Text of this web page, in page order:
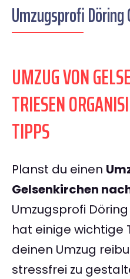
Umzugsprofi Döring
UMZUG VON
TRIESEN
TIPPS
Planst du einen
Gelsenkirchen
Umzugsprofi
hat einige wichtige
deinen Umzug
stressfrei zu